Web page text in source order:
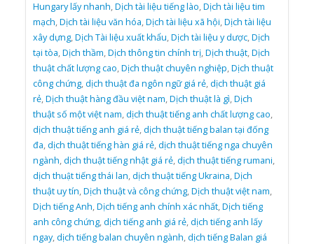
Hungary lấy nhanh,Dịch tài liệu tiếng lào,Dịch tài liệu tim
mạch,Dịch tài liệu văn hóa,Dịch tài liệu xã hội,Dịch tài liệu
xây dựng,Dịch Tài liệu xuất khẩu,Dịch tài liệu y dược,Dịch
tại tòa,Dịch thầm,Dịch thông tin chính trị,Dịch thuật,Dịch
thuật chất lượng cao,Dịch thuật chuyên nghiệp,Dịch thuật
công chứng,dịch thuật đa ngôn ngữ giá rẻ,dịch thuật giá
rẻ,Dịch thuật hàng đầu việt nam,Dịch thuật là gì,Dịch
thuật số một việt nam,dịch thuật tiếng anh chất lượng cao,
dịch thuật tiếng anh giá rẻ,dịch thuật tiếng balan tại đống
đa,dịch thuật tiếng hàn giá rẻ,dịch thuật tiếng nga chuyên
ngành,dịch thuật tiếng nhật giá rẻ,dịch thuật tiếng rumani,
dịch thuật tiếng thái lan,dịch thuật tiếng Ukraina,Dịch
thuật uy tín,Dịch thuật và công chứng,Dịch thuật việt nam,
Dịch tiếng Anh,Dịch tiếng anh chính xác nhất,Dịch tiếng
anh công chứng,dịch tiếng anh giá rẻ,dịch tiếng anh lấy
ngay,dịch tiếng balan chuyên ngành,dịch tiếng Balan giá